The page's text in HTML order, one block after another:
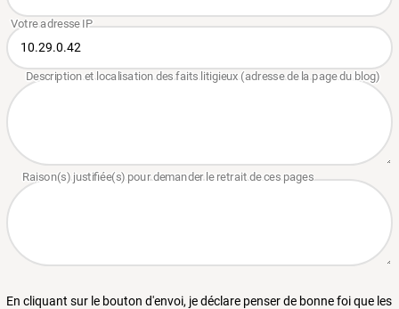
En cliquant sur le bouton d'envoi, je déclare penser de bonne foi que les